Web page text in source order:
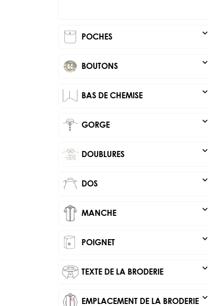
POCHES expand_more
BOUTONS expand_more
BAS DE CHEMISE expand_more
GORGE expand_more
DOUBLURES expand_more
DOS expand_more
MANCHE expand_more
POIGNET expand_more
TEXTE DE LA BRODERIE expand_more
EMPLACEMENT DE LA BRODERIE expand_more